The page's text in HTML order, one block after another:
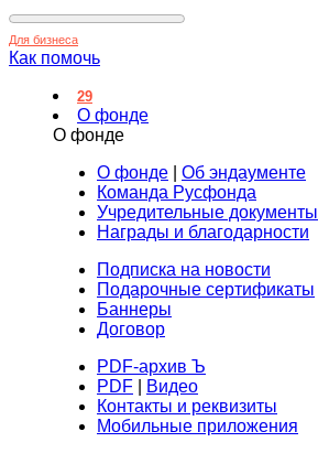
Для бизнеса
Как помочь
29
О фонде
О фонде
О фонде
Об эндаументе
Команда Русфонда
Учредительные документы
Награды и благодарности
Подписка на новости
Подарочные сертификаты
Баннеры
Договор
PDF-архив Ъ
PDF
Видео
Контакты и реквизиты
Мобильные приложения